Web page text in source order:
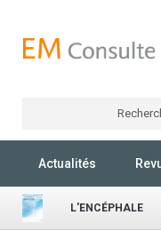
Actualités
L'ENCÉPHALE